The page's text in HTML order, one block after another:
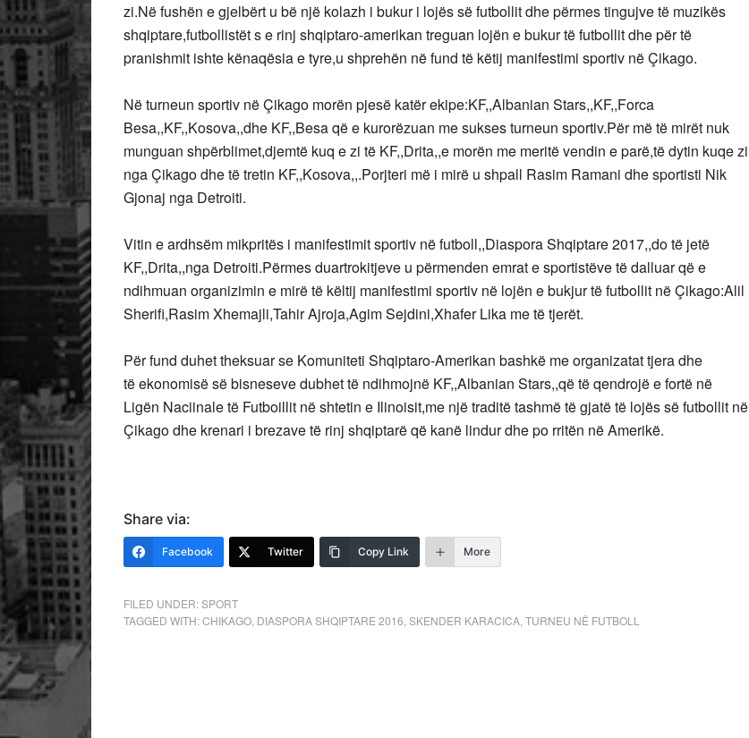
zi.Në fushën e gjelbërt u bë një kolazh i bukur i lojës së futbollit dhe përmes tingujve të muzikës
shqiptare,futbollistët s e rinj shqiptaro-amerikan treguan lojën e bukur të futbollit dhe për të
pranishmit ishte kënaqësia e tyre,u shprehën në fund të këtij manifestimi sportiv në Çikago.
Në turneun sportiv në Çikago morën pjesë katër ekipe:KF,,Albanian Stars,,KF,,Forca
Besa,,KF,,Kosova,,dhe KF,,Besa që e kurorëzuan me sukses turneun sportiv.Për më të mirët nuk
munguan shpërblimet,djemtë kuq e zi të KF,,Drita,,e morën me meritë vendin e parë,të dytin kuqe zi
nga Çikago dhe të tretin KF,,Kosova,,.Porjteri më i mirë u shpall Rasim Ramani dhe sportisti Nik
Gjonaj nga Detroiti.
Vitin e ardhsëm mikpritës i manifestimit sportiv në futboll,,Diaspora Shqiptare 2017,,do të jetë
KF,,Drita,,nga Detroiti.Përmes duartrokitjeve u përmenden emrat e sportistëve të dalluar që e
ndihmuan organizimin e mirë të këltij manifestimi sportiv në lojën e bukjur të futbollit në Çikago:Alil
Sherifi,Rasim Xhemajli,Tahir Ajroja,Agim Sejdini,Xhafer Lika me të tjerët.
Për fund duhet theksuar se Komuniteti Shqiptaro-Amerikan bashkë me organizatat tjera dhe
të ekonomisë së bisneseve dubhet të ndihmojnë KF,,Albanian Stars,,që të qendrojë e fortë në
Ligën Naciinale të Futboillit në shtetin e Ilinoisit,me një traditë tashmë të gjatë të lojës së futbollit në
Çikago dhe krenari i brezave të rinj shqiptarë që kanë lindur dhe po rritën në Amerikë.
Share via:
Facebook Twitter Copy Link More
FILED UNDER:SPORT
TAGGED WITH:CHIKAGO DIASPORA SHQIPTARE 2016 SKENDER KARACICA TURNEU NË FUTBOLL